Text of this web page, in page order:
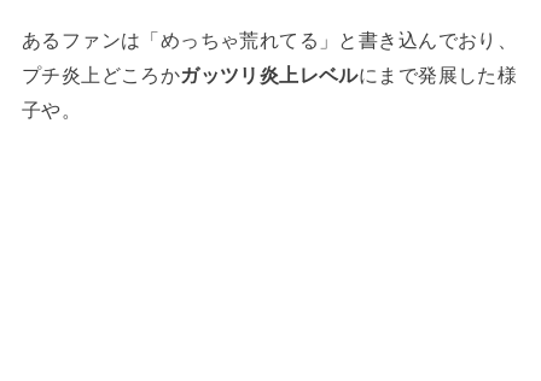
あるファンは「めっちゃ荒れてる」と書き込んでおり、
プチ炎上どころかガッツリ炎上レベルにまで発展した様
子や。